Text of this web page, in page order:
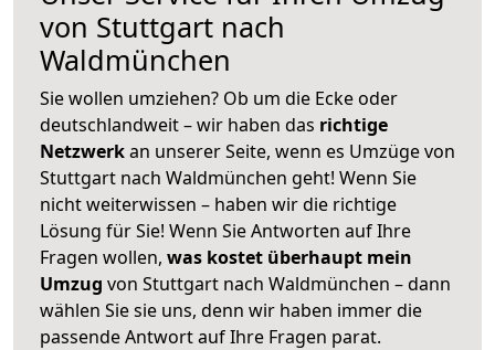
von Stuttgart nach
Waldmünchen
Sie wollen umziehen? Ob um die Ecke oder
deutschlandweit – wir haben das richtige
Netzwerkan unserer Seite, wenn es Umzüge von
Stuttgart nach Waldmünchen geht! Wenn Sie
nicht weiterwissen – haben wir die richtige
Lösung für Sie! Wenn Sie Antworten auf Ihre
Fragen wollen, was kostet überhaupt mein
Umzug von Stuttgart nach Waldmünchen – dann
wählen Sie sie uns, denn wir haben immer die
passende Antwort auf Ihre Fragen parat.